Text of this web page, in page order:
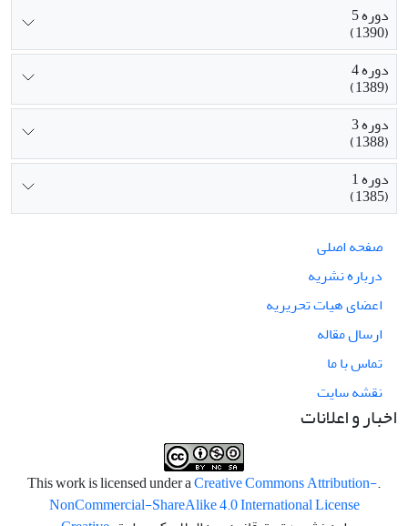
دوره 5
(1390)
دوره 4
(1389)
دوره 3
(1388)
دوره 1
(1385)
صفحه اصلی
درباره نشریه
اعضای هیات تحریریه
ارسال مقاله
تماس با ما
نقشه سایت
اخبار و اعلانات
.This work is licensed under a
Creative Commons Attribution-
NonCommercial-ShareAlike 4.0 International License